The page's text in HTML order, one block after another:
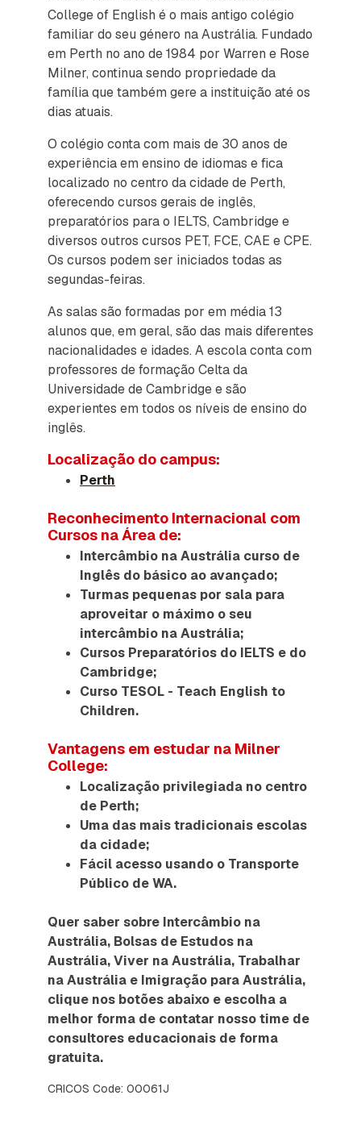
College of English é o mais antigo colégio
familiar do seu género na Austrália. Fundado
em Perth no ano de 1984 por Warren e Rose
Milner, continua sendo propriedade da
família que também gere a instituição até os
dias atuais.
O colégio conta com mais de 30 anos de
experiência em ensino de idiomas e fica
localizado no centro da cidade de Perth,
oferecendo cursos gerais de inglês,
preparatórios para o IELTS, Cambridge e
diversos outros cursos PET, FCE, CAE e CPE.
Os cursos podem ser iniciados todas as
segundas-feiras.
As salas são formadas por em média 13
alunos que, em geral, são das mais diferentes
nacionalidades e idades. A escola conta com
professores de formação Celta da
Universidade de Cambridge e são
experientes em todos os níveis de ensino do
inglês.
Localização do campus:
Perth
Reconhecimento Internacional com
Cursos na Área de:
Intercâmbio na Austrália curso de
Inglês do básico ao avançado;
Turmas pequenas por sala para
aproveitar o máximo o seu
intercâmbio na Austrália;
Cursos Preparatórios do IELTS e do
Cambridge;
Curso TESOL - Teach English to
Children.
Vantagens em estudar na Milner
College:
Localização privilegiada no centro
de Perth;
Uma das mais tradicionais escolas
da cidade;
Fácil acesso usando o Transporte
Público de WA.
Quer saber sobre Intercâmbio na
Austrália, Bolsas de Estudos na
Austrália, Viver na Austrália, Trabalhar
na Austrália e Imigração para Austrália,
clique nos botões abaixo e escolha a
melhor forma de contatar nosso time de
consultores educacionais de forma
gratuita.
CRICOS Code: 00061J